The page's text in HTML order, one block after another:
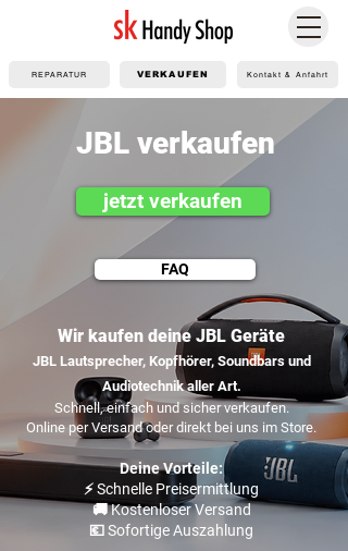
VERKAUFEN
REPARATUR Kontakt & Anfahrt
JBL verkaufen
jetzt verkaufen
FAQ
Wir kaufen deine JBL Geräte
JBL Lautsprecher, Kopfhörer, Soundbars und
Audiotechnik aller Art.
Schnell, einfach und sicher verkaufen.
Online per Versand oder direkt bei uns im Store.
Deine Vorteile:
⚡ Schnelle Preisermittlung
🚚 Kostenloser Versand
💶 Sofortige Auszahlung